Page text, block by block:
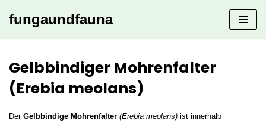
fungaundfauna
Gelbbindiger Mohrenfalter
(Erebia meolans)
DerGelbbindige Mohrenfalter (Erebia meolans) ist innerhalb